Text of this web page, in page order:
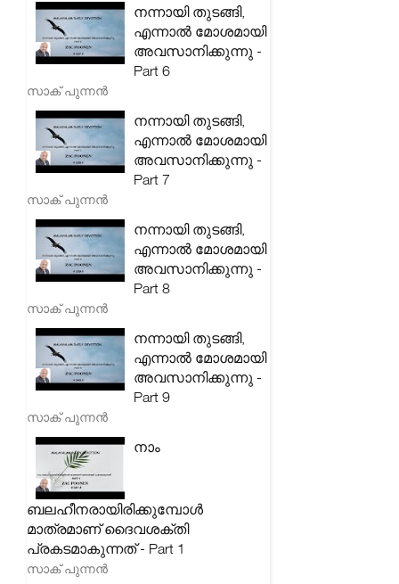
നന്നായി തുടങ്ങി,
എന്നാൽ മോശമായി
അവസാനിക്കുന്നു -
Part 6
സാക് പുന്നൻ
നന്നായി തുടങ്ങി,
എന്നാൽ മോശമായി
അവസാനിക്കുന്നു -
Part 7
സാക് പുന്നൻ
നന്നായി തുടങ്ങി,
എന്നാൽ മോശമായി
അവസാനിക്കുന്നു -
Part 8
സാക് പുന്നൻ
നന്നായി തുടങ്ങി,
എന്നാൽ മോശമായി
അവസാനിക്കുന്നു -
Part 9
സാക് പുന്നൻ
നാം
ബലഹീനരായിരിക്കുമ്പോൾ
മാത്രമാണ് ദൈവശക്തി
പ്രകടമാകുന്നത് - Part 1
സാക് പുന്നൻ